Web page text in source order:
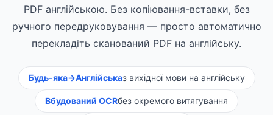
PDF англійською. Без копіювання-вставки, без
ручного передруковування — просто автоматично
перекладіть сканований PDF на англійську.
Будь-яка→Англійськаз вихідної мови на англійську
Вбудований OCRбез окремого витягування